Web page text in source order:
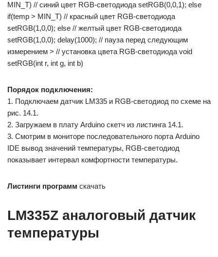
MIN_T) // синий цвет RGB-светодиода setRGB(0,0,1); else
if(temp > MIN_T) // красный цвет RGB-светодиода
setRGB(1,0,0); else // желтый цвет RGB-светодиода
setRGB(1,0,0); delay(1000); // пауза перед следующим
измерением > // установка цвета RGB-светодиода void
setRGB(int r, int g, int b)
Порядок подключения:
1. Подключаем датчик LM335 и RGB-светодиод по схеме на
рис. 14.1.
2. Загружаем в плату Arduino скетч из листинга 14.1.
3. Смотрим в мониторе последовательного порта Arduino
IDE вывод значений температуры, RGB-светодиод
показывает интервал комфортности температуры.
Листинги программ скачать
LM335Z аналоговый датчик
температуры